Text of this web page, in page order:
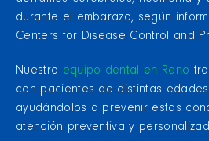
durante el embarazo, según
Centers for Disease Control and
Nuestro equipo dental en Reno
con pacientes de distintas
ayudándolos a prevenir estas
atención preventiva y